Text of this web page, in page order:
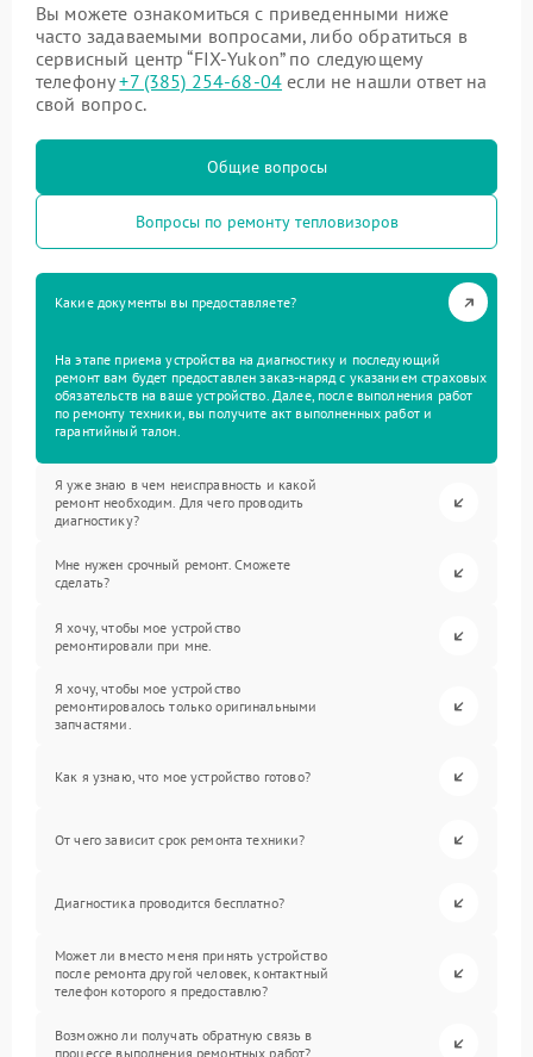
Вы можете ознакомиться с приведенными ниже
часто задаваемыми вопросами, либо обратиться в
сервисный центр “FIX-Yukon” по следующему
телефону+7 (385) 254-68-04 если не нашли ответ на
свой вопрос.
Общие вопросы
Вопросы по ремонту тепловизоров
Какие документы вы предоставляете?
На этапе приема устройства на диагностику и последующий
ремонт вам будет предоставлен заказ-наряд с указанием страховых
обязательств на ваше устройство. Далее, после выполнения работ
по ремонту техники, вы получите акт выполненных работ и
гарантийный талон.
Я уже знаю в чем неисправность и какой
ремонт необходим. Для чего проводить
диагностику?
Мне нужен срочный ремонт. Сможете
сделать?
Я хочу, чтобы мое устройство
ремонтировали при мне.
Я хочу, чтобы мое устройство
ремонтировалось только оригинальными
запчастями.
Как я узнаю, что мое устройство готово?
От чего зависит срок ремонта техники?
Диагностика проводится бесплатно?
Может ли вместо меня принять устройство
после ремонта другой человек, контактный
телефон которого я предоставлю?
Возможно ли получать обратную связь в
процессе выполнения ремонтных работ?